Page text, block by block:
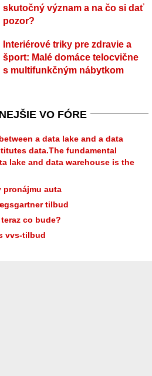
skutočný význam a na čo si dať
pozor?
Interiérové triky pre zdravie a
šport: Malé domáce telocvične
s multifunkčným nábytkom
VO FÓRE
a data lake and a data
data.The fundamental
lake and data warehouse is the
pronájmu auta
tilbud
co bude?
vvs-tilbud